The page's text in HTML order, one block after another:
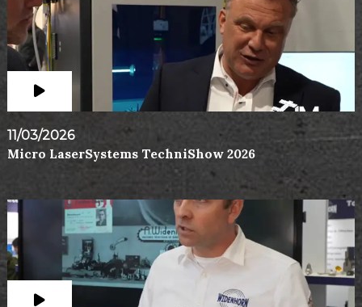
11/03/2026
Micro LaserSystems TechniShow 2026